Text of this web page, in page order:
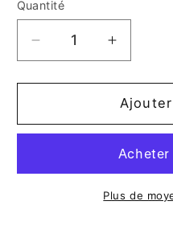
Quantité
Quantité
Réduire
la
quantité
Huile
Lessive
la
quantité
de
Huile
la
Lessive
et
Plus de